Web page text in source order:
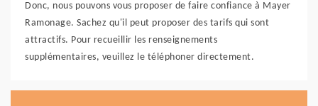
Donc, nous pouvons vous proposer de faire confiance à Mayer
Ramonage. Sachez qu'il peut proposer des tarifs qui sont
attractifs. Pour recueillir les renseignements
supplémentaires, veuillez le téléphoner directement.